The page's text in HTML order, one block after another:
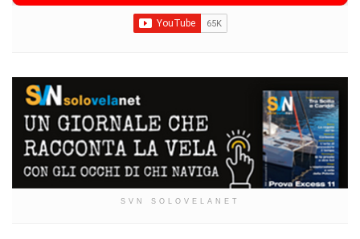
SVN SOLOVELANET